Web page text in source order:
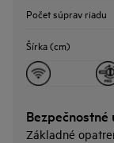
Počet súprav riadu
Šírka (cm)
Bezpečnostné
Základné